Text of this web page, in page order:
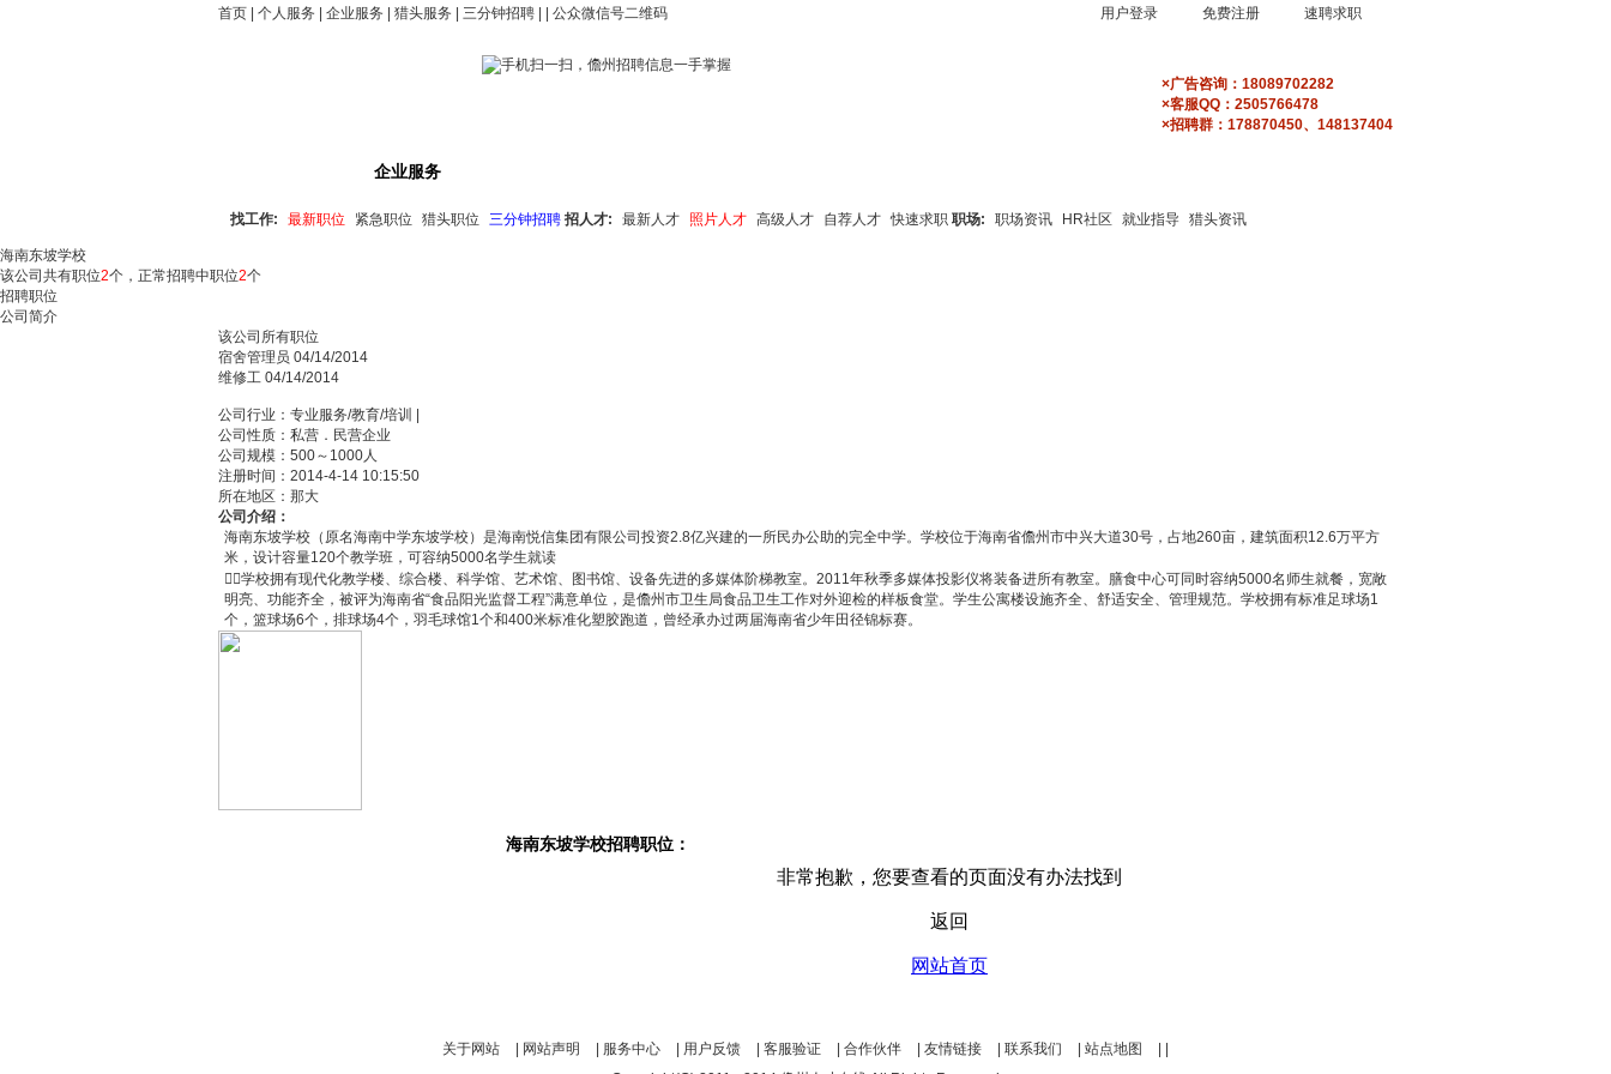
首页 个人服务 企业服务 猎头服务 三分钟招聘 公众微信号二维码 速聘求职
免费注册
用户登录
×广告咨询：18089702282
×客服QQ：2505766478
×招聘群：178870450、148137404
企业服务
找工作: 最新职位 紧急职位 猎头职位 三分钟招聘 招人才: 最新人才 照片人才 高级人才 自荐人才 快速求职 职场: 职场资讯 HR社区 就业指导 猎头资讯
海南东坡学校
该公司共有职位2个，正常招聘中职位2个
招聘职位
公司简介
该公司所有职位
宿舍管理员 04/14/2014
维修工 04/14/2014
公司行业：专业服务/教育/培训 |
公司性质：私营．民营企业
公司规模：500～1000人
注册时间：2014-4-14 10:15:50
所在地区：那大
公司介绍：
海南东坡学校（原名海南中学东坡学校）是海南悦信集团有限公司投资2.8亿兴建的一所民办公助的完全中学。学校位于海南省儋州市中兴大道30号，占地260亩，建筑面积12.6万平方
米，设计容量120个教学班，可容纳5000名学生就读
学校拥有现代化教学楼、综合楼、科学馆、艺术馆、图书馆、设备先进的多媒体阶梯教室。2011年秋季多媒体投影仪将装备进所有教室。膳食中心可同时容纳5000名师生就餐，宽敞
明亮、功能齐全，被评为海南省“食品阳光监督工程”满意单位，是儋州市卫生局食品卫生工作对外迎检的样板食堂。学生公寓楼设施齐全、舒适安全、管理规范。学校拥有标准足球场1
个，篮球场6个，排球场4个，羽毛球馆1个和400米标准化塑胶跑道，曾经承办过两届海南省少年田径锦标赛。
海南东坡学校招聘职位：
关于网站 网站声明 服务中心 用户反馈 客服验证 合作伙伴 友情链接 联系我们 站点地图